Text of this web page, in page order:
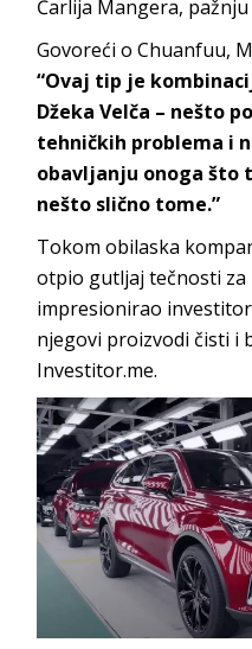
Čarlija Mangera,
Govoreći o Chuanfuu,
“Ovaj tip je
Džeka Velča – nešto
tehničkih problema i
obavljanju onoga što
nešto slično tome.”
Tokom obilaska
otpio gutljaj tečnosti
impresionirao
njegovi proizvodi čisti i
Investitor.me.